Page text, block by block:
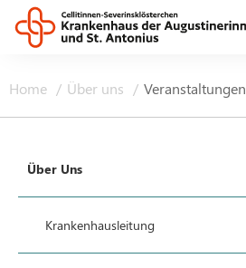
Home Über uns Veranstaltungen
Über Uns
Krankenhausleitung